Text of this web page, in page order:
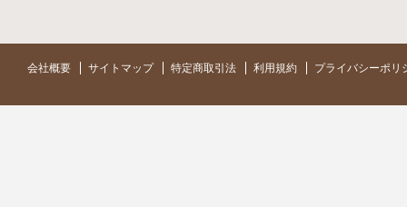
会社概要 サイトマップ 特定商取引法 利用規約 プライバシーポリ